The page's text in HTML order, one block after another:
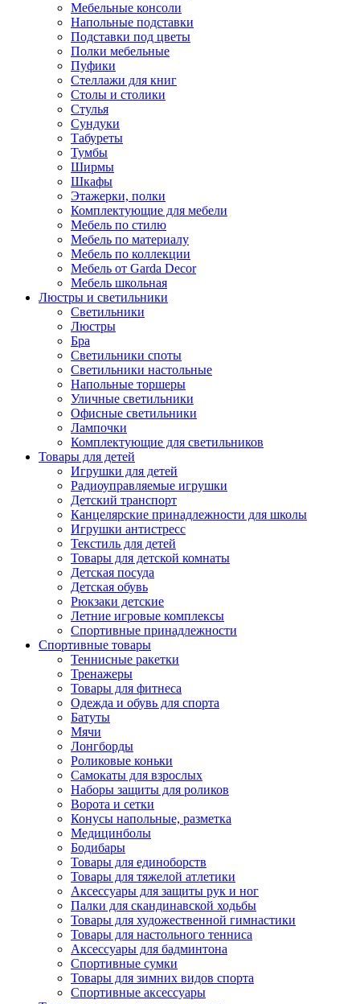
Мебельные консоли
Напольные подставки
Подставки под цветы
Полки мебельные
Пуфики
Стеллажи для книг
Столы и столики
Стулья
Сундуки
Табуреты
Тумбы
Ширмы
Шкафы
Этажерки, полки
Комплектующие для мебели
Мебель по стилю
Мебель по материалу
Мебель по коллекции
Мебель от Garda Decor
Мебель школьная
Люстры и светильники
Светильники
Люстры
Бра
Светильники споты
Светильники настольные
Напольные торшеры
Уличные светильники
Офисные светильники
Лампочки
Комплектующие для светильников
Товары для детей
Игрушки для детей
Радиоуправляемые игрушки
Детский транспорт
Канцелярские принадлежности для школы
Игрушки антистресс
Текстиль для детей
Товары для детской комнаты
Детская посуда
Детская обувь
Рюкзаки детские
Летние игровые комплексы
Спортивные принадлежности
Спортивные товары
Теннисные ракетки
Тренажеры
Товары для фитнеса
Одежда и обувь для спорта
Батуты
Мячи
Лонгборды
Роликовые коньки
Самокаты для взрослых
Наборы защиты для роликов
Ворота и сетки
Конусы напольные, разметка
Медицинболы
Бодибары
Товары для единоборств
Товары для тяжелой атлетики
Аксессуары для защиты рук и ног
Палки для скандинавской ходьбы
Товары для художественной гимнастики
Товары для настольного тенниса
Аксессуары для бадминтона
Спортивные сумки
Товары для зимних видов спорта
Спортивные аксессуары